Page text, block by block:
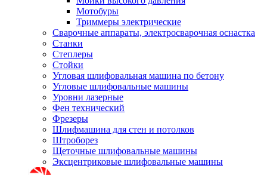
Мотобуры
Триммеры электрические
Сварочные аппараты, электросварочная оснастка
Станки
Степлеры
Стойки
Угловая шлифовальная машина по бетону
Угловые шлифовальные машины
Уровни лазерные
Фен технический
Фрезеры
Шлифмашина для стен и потолков
Штроборез
Щеточные шлифовальные машины
Эксцентриковые шлифовальные машины